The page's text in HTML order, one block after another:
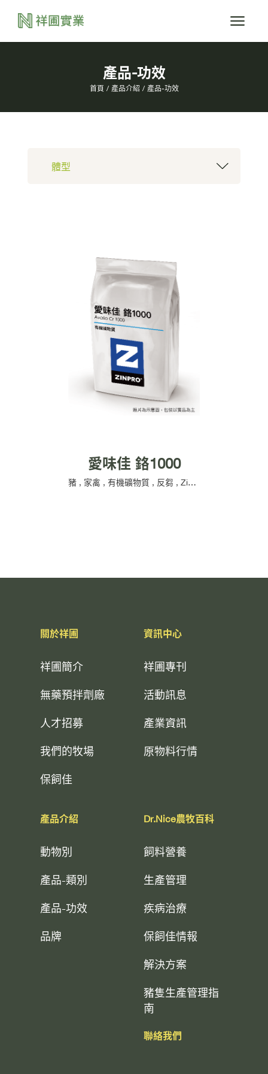
產品-功效
首頁 產品介紹 產品-功效
愛味佳 鉻1000
豬 , 家禽 ,有機礦物質 , 反芻 ,Zinpro
關於祥圃
祥圃簡介
無藥預拌劑廠
人才招募
我們的牧場
保飼佳
資訊中心
祥圃專刊
活動訊息
產業資訊
原物料行情
產品介紹
動物別
產品-類別
產品-功效
品牌
Dr.Nice農牧百科
飼料營養
生產管理
疾病治療
保飼佳情報
解決方案
豬隻生產管理指
南
聯絡我們